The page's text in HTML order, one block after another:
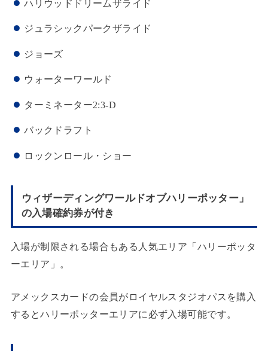
ハリウッドドリームザライド
ジュラシックパークザライド
ジョーズ
ウォーターワールド
ターミネーター2:3-D
バックドラフト
ロックンロール・ショー
ウィザーディングワールドオブハリーポッター」
の入場確約券が付き
入場が制限される場合もある人気エリア「ハリーポッタ
ーエリア」。
アメックスカードの会員がロイヤルスタジオパスを購入
するとハリーポッターエリアに必ず入場可能です。